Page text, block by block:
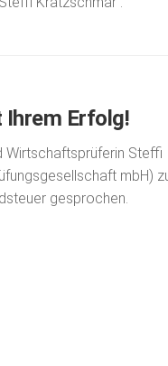
Ihrem Erfolg!
Wirtschaftsprüferin Steffi
mbH)
gesprochen.